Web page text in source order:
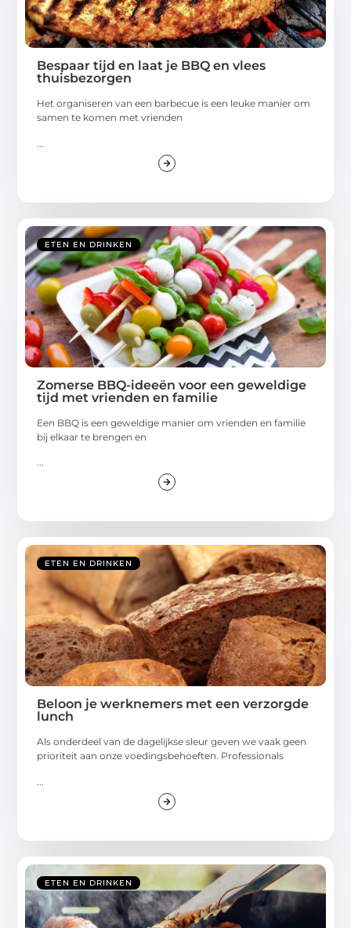
Bespaar tijd en laat je BBQ en vlees
thuisbezorgen
Het organiseren van een barbecue is een leuke manier om
samen te komen met vrienden
ETEN EN DRINKEN
Zomerse BBQ-ideeën voor een geweldige
tijd met vrienden en familie
Een BBQ is een geweldige manier om vrienden en familie
bij elkaar te brengen en
...
ETEN EN DRINKEN
Beloon je werknemers met een verzorgde
lunch
Als onderdeel van de dagelijkse sleur geven we vaak geen
prioriteit aan onze voedingsbehoeften. Professionals
ETEN EN DRINKEN